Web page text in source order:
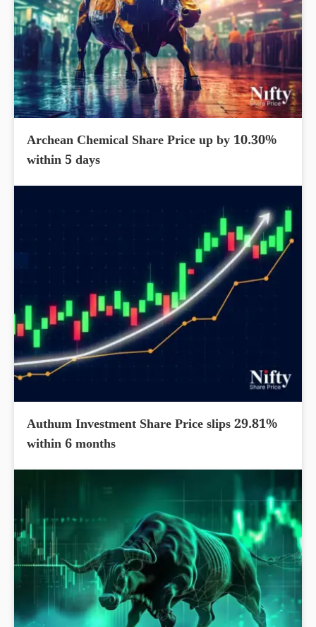
Archean Chemical Share Price up by 10.30%
within 5 days
Authum Investment Share Price slips 29.81%
within 6 months